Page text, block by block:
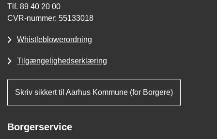
Tlf. 89 40 20 00
CVR-nummer: 55133018
Whistleblowerordning
Tilgængelighedserklæring
Skriv sikkert til Aarhus Kommune (for Borgere)
Borgerservice